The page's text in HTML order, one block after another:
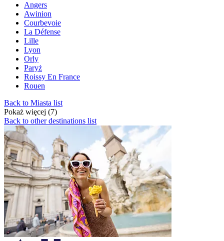
Angers
Awinion
Courbevoie
La Défense
Lille
Lyon
Orly
Paryż
Roissy En France
Rouen
Back to Miasta list
Pokaż więcej (7)
Back to other destinations list